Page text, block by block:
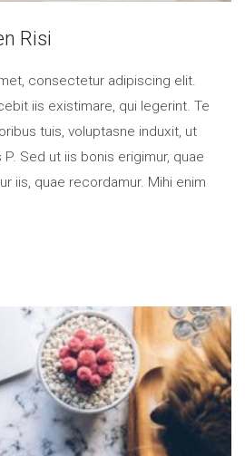
Risi
consectetur adipiscing elit.
iis existimare, qui legerint. Te
tuis, voluptasne induxit, ut
Sed ut iis bonis erigimur, quae
iis, quae recordamur. Mihi enim
sapienti? […]